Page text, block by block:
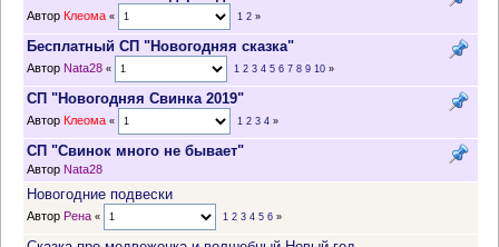
Автор Клеома « 1 2»
Бесплатный СП "Новогодняя сказка"
Автор Nata28 « 1 2 3 4 5 6 7 8 9 10»
СП "Новогодняя Свинка 2019"
Автор Клеома « 1 2 3 4»
СП "Свинок много не бывает"
Автор Nata28
Новогодние подвески
Автор Рена « 1 2 3 4 5 6»